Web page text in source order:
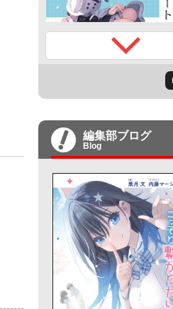
編集部ブログ
Blog